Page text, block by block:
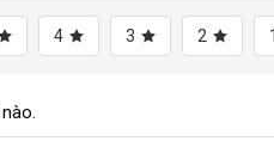
4 3 2 1